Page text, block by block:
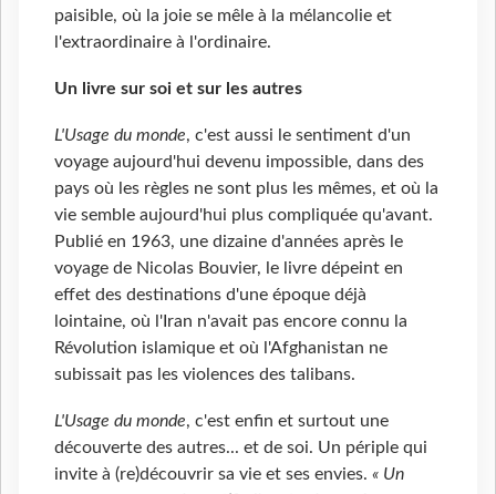
paisible, où la joie se mêle à la mélancolie et
l'extraordinaire à l'ordinaire.
Un livre sur soi et sur les autres
L'Usage du monde, c'est aussi le sentiment d'un
voyage aujourd'hui devenu impossible, dans des
pays où les règles ne sont plus les mêmes, et où la
vie semble aujourd'hui plus compliquée qu'avant.
Publié en 1963, une dizaine d'années après le
voyage de Nicolas Bouvier, le livre dépeint en
effet des destinations d'une époque déjà
lointaine, où l'Iran n'avait pas encore connu la
Révolution islamique et où l'Afghanistan ne
subissait pas les violences des talibans.
L'Usage du monde, c'est enfin et surtout une
découverte des autres... et de soi. Un périple qui
invite à (re)découvrir sa vie et ses envies. « Un